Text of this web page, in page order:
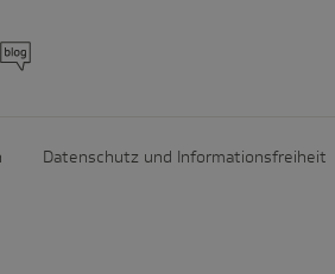
Datenschutz und Informationsfreiheit